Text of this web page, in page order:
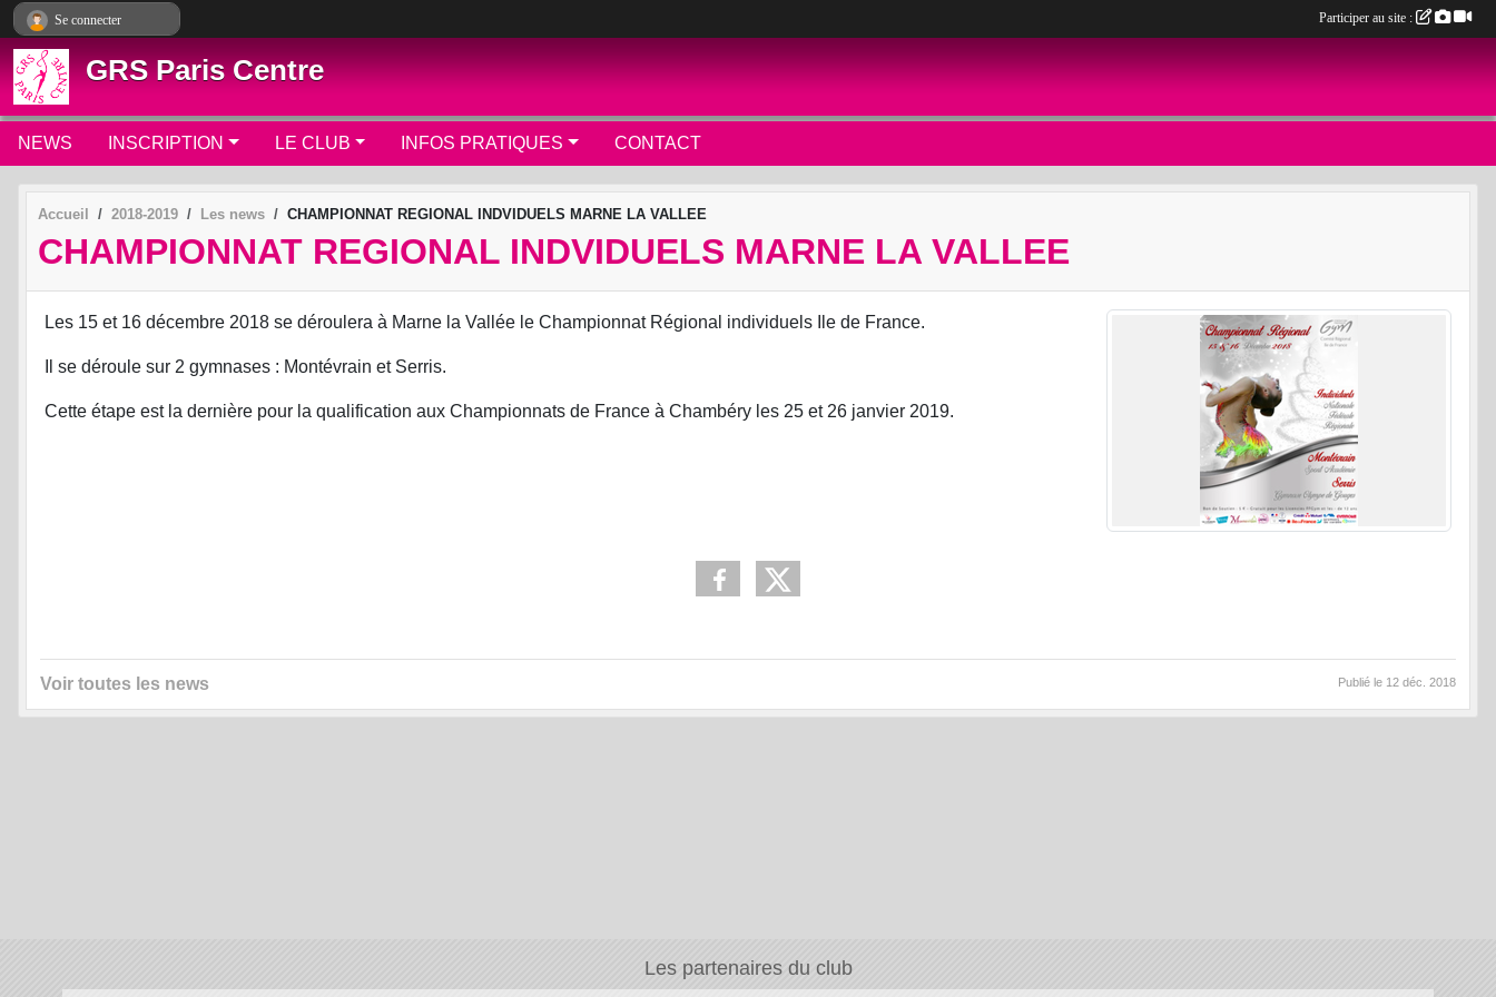
GRS Paris Centre
NEWS INSCRIPTION LE CLUB INFOS PRATIQUES CONTACT
Accueil 2018-2019 Les news CHAMPIONNAT REGIONAL INDVIDUELS MARNE LA VALLEE
CHAMPIONNAT REGIONAL INDVIDUELS MARNE LA VALLEE
Les 15 et 16 décembre 2018 se déroulera à Marne la Vallée le Championnat Régional individuels Ile de France.
Il se déroule sur 2 gymnases : Montévrain et Serris.
Cette étape est la dernière pour la qualification aux Championnats de France à Chambéry les 25 et 26 janvier 2019.
Voir toutes les news Publié le 12 déc. 2018
Les partenaires du club
Se connecter Participer au site :
Panneau de gestion des cookies